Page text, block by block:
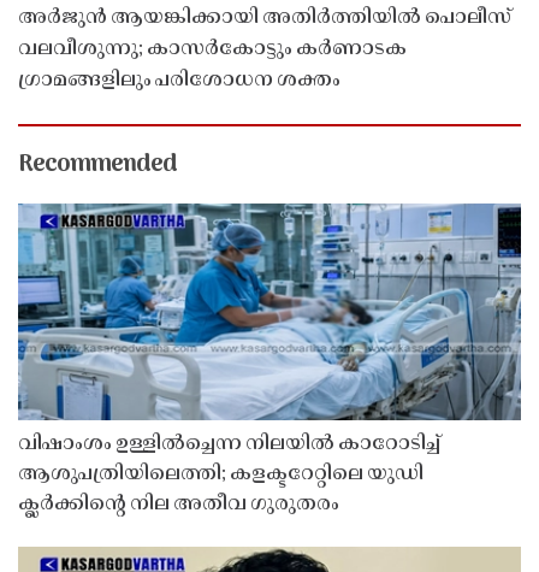
അർജുൻ ആയങ്കിക്കായി അതിർത്തിയിൽ പൊലീസ്
വലവീശുന്നു; കാസർകോട്ടും കർണാടക
ഗ്രാമങ്ങളിലും പരിശോധന ശക്തം
Recommended
വിഷാംശം ഉള്ളിൽച്ചെന്ന നിലയിൽ കാറോടിച്ച്
ആശുപത്രിയിലെത്തി; കളക്ടറേറ്റിലെ യുഡി
ക്ലർക്കിൻ്റെ നില അതീവ ഗുരുതരം